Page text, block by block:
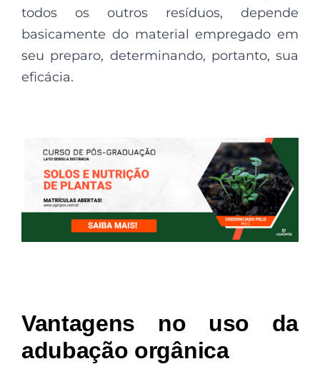
todos os outros resíduos, depende
basicamente do material empregado em
seu preparo, determinando, portanto, sua
eficácia.
Vantagens no uso da
adubação orgânica